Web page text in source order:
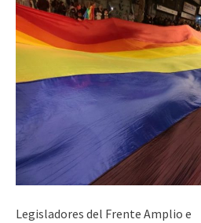
Legisladores del Frente Amplio e